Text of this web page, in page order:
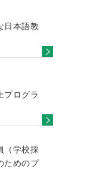
日本語教
プログラ
（学校採
ためのプ